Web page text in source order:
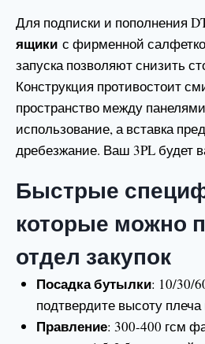
Для подписки и пополнения
ящики с фирменной
запуска позволяют снизить
Конструкция противостоит
пространство между
использование, а вставка
дребезжание. Ваш 3PL будет
Быстрые
которые можно
отдел закупок
Посадка бутылки: 10/30/
подтвердите высоту плеча
Правление: 300-400 гсм